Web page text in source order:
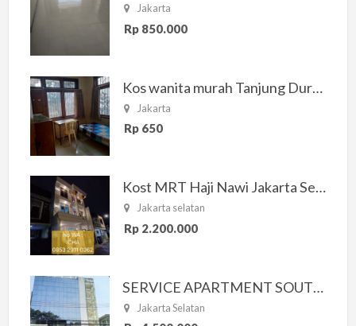
Jakarta
Rp 850.000
Kos wanita murah Tanjung Duren Jakarta Barat
Jakarta
Rp 650
Kost MRT Haji Nawi Jakarta Selatan
Jakarta selatan
Rp 2.200.000
SERVICE APARTMENT SOUTH RESIDENCE
Jakarta Selatan